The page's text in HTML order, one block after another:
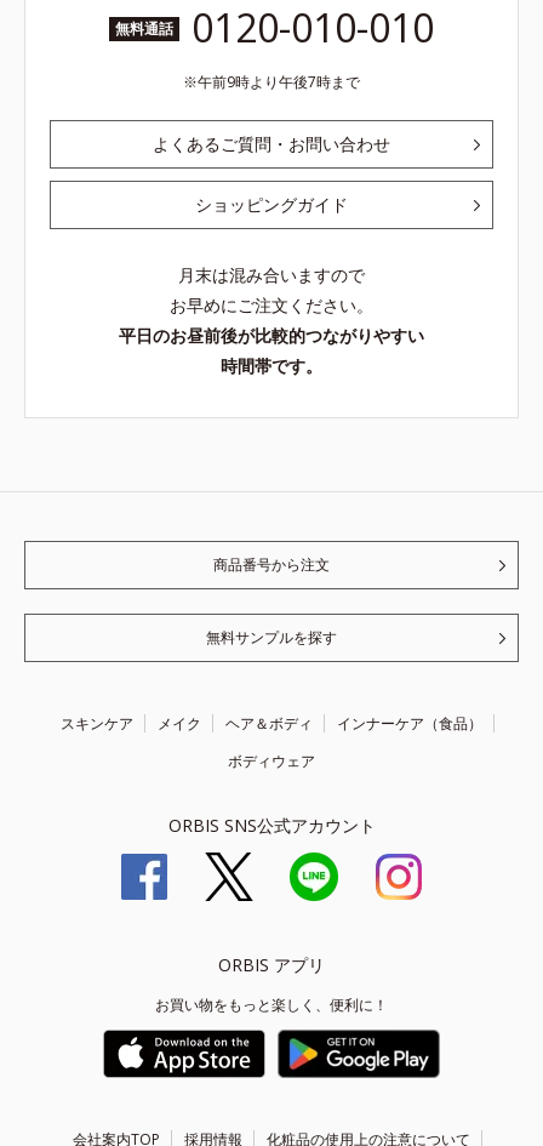
無料通話 0120-010-010
午前9時より午後7時まで
よくあるご質問・お問い合わせ
ショッピングガイド
月末は混み合いますので
お早めにご注文ください。
平日のお昼前後が比較的つながりやすい
時間帯です。
商品番号から注文
無料サンプルを探す
スキンケア メイク ヘア＆ボディ
インナーケア（食品）
ボディウェア
ORBIS SNS公式アカウント
ORBIS アプリ
お買い物をもっと楽しく、便利に！
会社案内TOP 採用情報 化粧品の使用上の注意について